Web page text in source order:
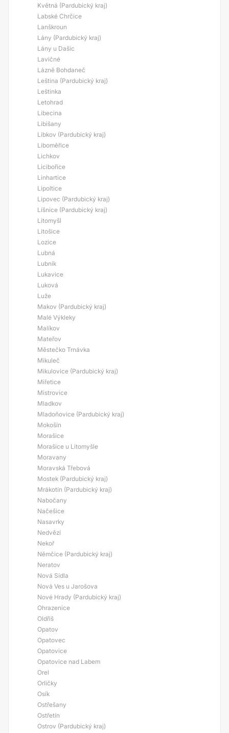
Květná (Pardubický kraj)
Labské Chrčice
Lanškroun
Lány (Pardubický kraj)
Lány u Dašic
Lavičné
Lázně Bohdaneč
Leština (Pardubický kraj)
Leštinka
Letohrad
Libecina
Libišany
Libkov (Pardubický kraj)
Liboměřice
Lichkov
Licibořice
Linhartice
Lipoltice
Lipovec (Pardubický kraj)
Líšnice (Pardubický kraj)
Litomyšl
Litošice
Lozice
Lubná
Lubník
Lukavice
Luková
Luže
Makov (Pardubický kraj)
Malé Výkleky
Malíkov
Mateřov
Městečko Trnávka
Mikuleč
Mikulovice (Pardubický kraj)
Miřetice
Mistrovice
Mladkov
Mladoňovice (Pardubický kraj)
Mokošín
Morašice
Morašice u Litomyšle
Moravany
Moravská Třebová
Mostek (Pardubický kraj)
Mrákotín (Pardubický kraj)
Nabočany
Načešice
Nasavrky
Nedvězí
Nekoř
Němčice (Pardubický kraj)
Neratov
Nová Sídla
Nová Ves u Jarošova
Nové Hrady (Pardubický kraj)
Ohrazenice
Oldřiš
Opatov
Opatovec
Opatovice
Opatovice nad Labem
Orel
Orličky
Osík
Ostřešany
Ostřetín
Ostrov (Pardubický kraj)